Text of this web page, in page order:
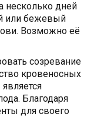
несколько дней
или бежевый
Возможно её
созревание
кровеносных
Благодаря
для своего